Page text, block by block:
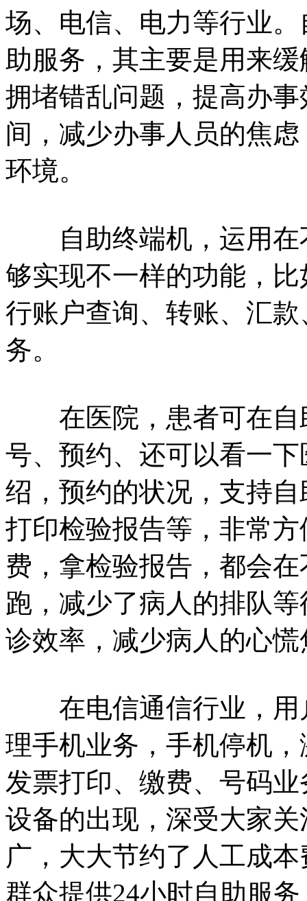
场、电信、电力等行业
助服务，其主要是用来
拥堵错乱问题，提高办
间，减少办事人员的焦
环境。
自助终端机，运用在
够实现不一样的功能，
行账户查询、转账、汇
务。
在医院，患者可在自
号、预约、还可以看一
绍，预约的状况，支持
打印检验报告等，非常
费，拿检验报告，都会
跑，减少了病人的排队
诊效率，减少病人的心慌
在电信通信行业，用
理手机业务，手机停机
发票打印、缴费、号码
设备的出现，深受大家
广，大大节约了人工成
群众提供24小时自助服